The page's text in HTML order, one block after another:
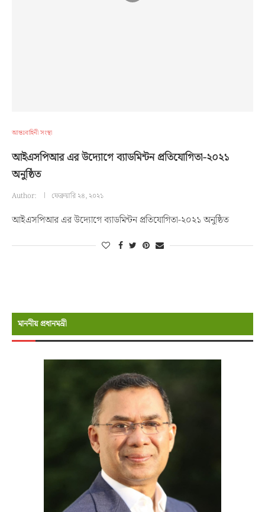
আন্তঃবাহিনী সংস্থা
আইএসপিআর এর উদ্যোগে ব্যাডমিন্টন প্রতিযোগিতা-২০২১
অনুষ্ঠিত
Author: ফেব্রুয়ারি ২৪, ২০২১
আইএসপিআর এর উদ্যোগে ব্যাডমিন্টন প্রতিযোগিতা-২০২১ অনুষ্ঠিত
মাননীয় প্রধানমন্রী